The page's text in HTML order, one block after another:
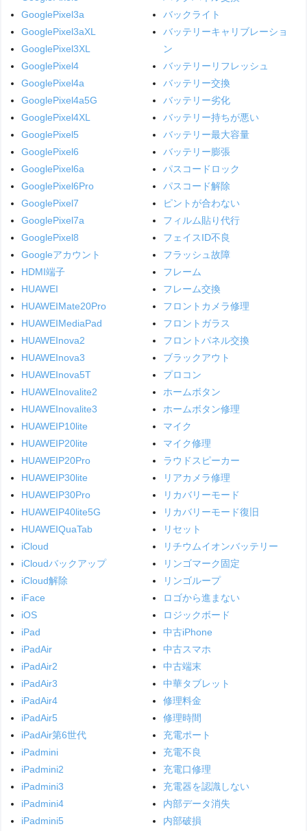
GooglePixel3a
GooglePixel3aXL
GooglePixel3XL
GooglePixel4
GooglePixel4a
GooglePixel4a5G
GooglePixel4XL
GooglePixel5
GooglePixel6
GooglePixel6a
GooglePixel6Pro
GooglePixel7
GooglePixel7a
GooglePixel8
Googleアカウント
HDMI端子
HUAWEI
HUAWEIMate20Pro
HUAWEIMediaPad
HUAWEInova2
HUAWEInova3
HUAWEInova5T
HUAWEInovalite2
HUAWEInovalite3
HUAWEIP10lite
HUAWEIP20lite
HUAWEIP20Pro
HUAWEIP30lite
HUAWEIP30Pro
HUAWEIP40lite5G
HUAWEIQuaTab
iCloud
iCloudバックアップ
iCloud解除
iFace
iOS
iPad
iPadAir
iPadAir2
iPadAir3
iPadAir4
iPadAir5
iPadAir第6世代
iPadmini
iPadmini2
iPadmini3
iPadmini4
iPadmini5
バックライト
バッテリーキャリブレーショ
ン
バッテリーリフレッシュ
バッテリー交換
バッテリー劣化
バッテリー持ちが悪い
バッテリー最大容量
バッテリー膨張
パスコードロック
パスコード解除
ピントが合わない
フィルム貼り代行
フェイスID不良
フラッシュ故障
フレーム
フレーム交換
フロントカメラ修理
フロントガラス
フロントパネル交換
ブラックアウト
プロコン
ホームボタン
ホームボタン修理
マイク
マイク修理
ラウドスピーカー
リアカメラ修理
リカバリーモード
リカバリーモード復旧
リセット
リチウムイオンバッテリー
リンゴマーク固定
リンゴループ
ロゴから進まない
ロジックボード
中古iPhone
中古スマホ
中古端末
中華タブレット
修理料金
修理時間
充電ポート
充電不良
充電口修理
充電器を認識しない
内部データ消失
内部破損